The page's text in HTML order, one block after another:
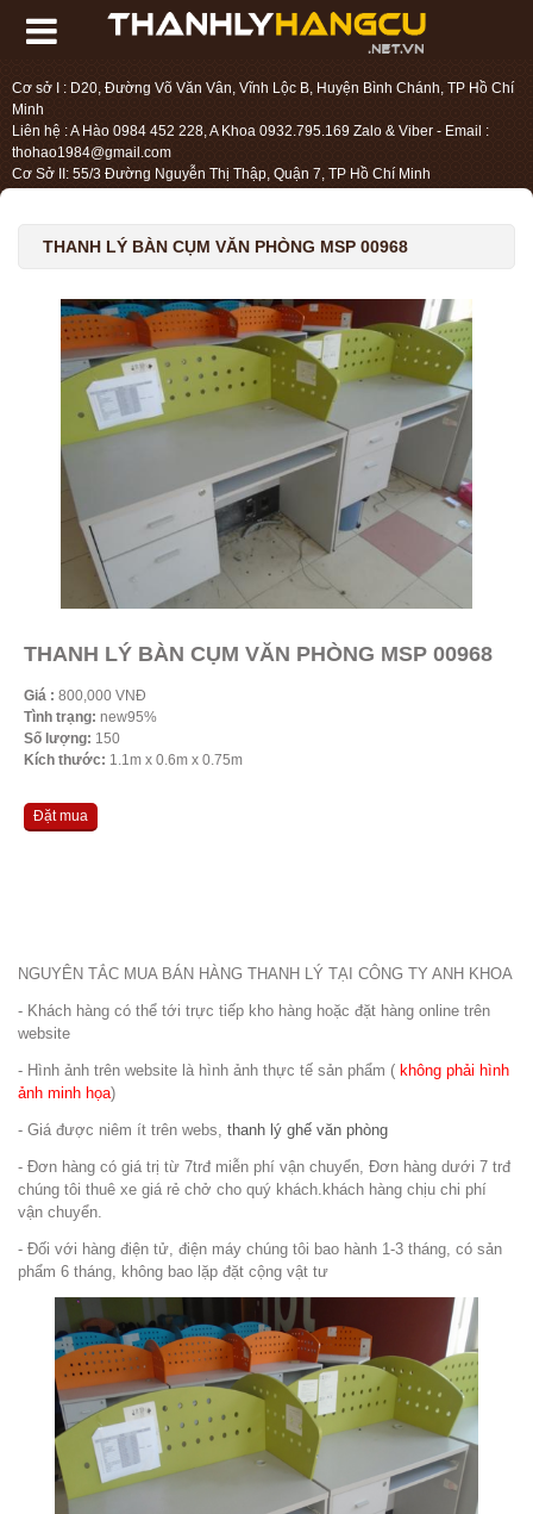
Cơ sở I : D20, Đường Võ Văn Vân, Vĩnh Lộc B, Huyện Bình Chánh, TP Hồ Chí
Minh
Liên hệ : A Hào 0984 452 228, A Khoa 0932.795.169 Zalo & Viber - Email :
thohao1984@gmail.com
Cơ Sở II: 55/3 Đường Nguyễn Thị Thập, Quận 7, TP Hồ Chí Minh
THANH LÝ BÀN CỤM VĂN PHÒNG MSP 00968
THANH LÝ BÀN CỤM VĂN PHÒNG MSP 00968
Giá : 800,000 VNĐ
Tình trạng: new95%
Số lượng: 150
Kích thước: 1.1m x 0.6m x 0.75m
Đặt mua
NGUYÊN TẮC MUA BÁN HÀNG THANH LÝ TẠI CÔNG TY ANH KHOA
- Khách hàng có thể tới trực tiếp kho hàng hoặc đặt hàng online trên
website
- Hình ảnh trên website là hình ảnh thực tế sản phẩm ( không phải hình
ảnh minh họa)
- Giá được niêm ít trên webs, thanh lý ghế văn phòng
- Đơn hàng có giá trị từ 7trđ miễn phí vận chuyển, Đơn hàng dưới 7 trđ
chúng tôi thuê xe giá rẻ chở cho quý khách.khách hàng chịu chi phí
vận chuyển.
- Đối với hàng điện tử, điện máy chúng tôi bao hành 1-3 tháng, có sản
phẩm 6 tháng, không bao lặp đặt cộng vật tư